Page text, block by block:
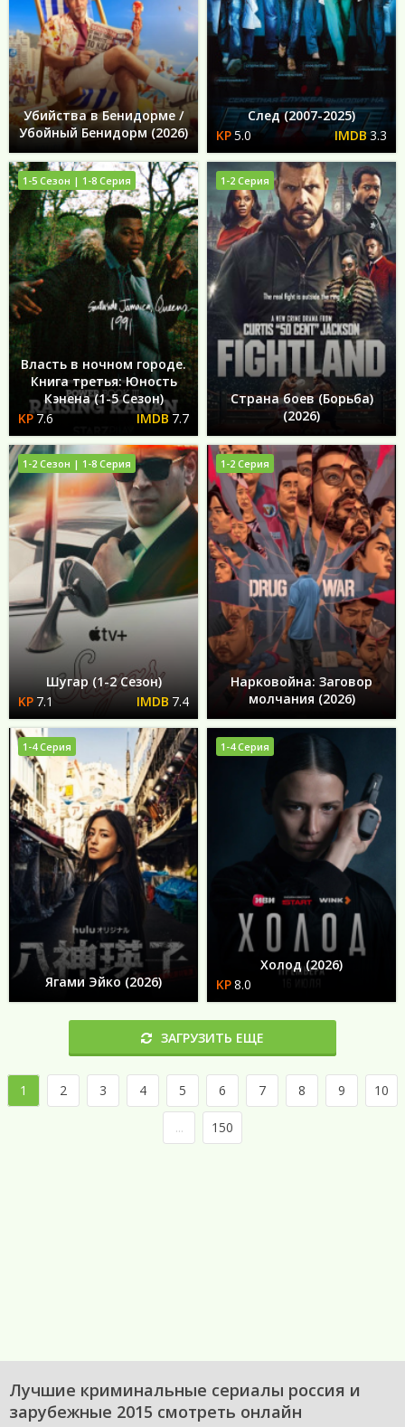
Убийства в Бенидорме /
Убойный Бенидорм (2026)
След (2007-2025)
5.0
3.3
Власть в ночном городе.
Книга третья: Юность
Кэнена (1-5 Сезон)
7.6
7.7
1-5 Сезон | 1-8 Серия
Страна боев (Борьба)
(2026)
1-2 Серия
Шугар (1-2 Сезон)
7.1
7.4
1-2 Сезон | 1-8 Серия
Нарковойна: Заговор
молчания (2026)
1-2 Серия
Ягами Эйко (2026)
1-4 Серия
Холод (2026)
8.0
1-4 Серия
ЗАГРУЗИТЬ ЕЩЕ
1 2 3 4 5 6 7 8 9 10
... 150
Лучшие криминальные сериалы россия и
зарубежные 2015 смотреть онлайн